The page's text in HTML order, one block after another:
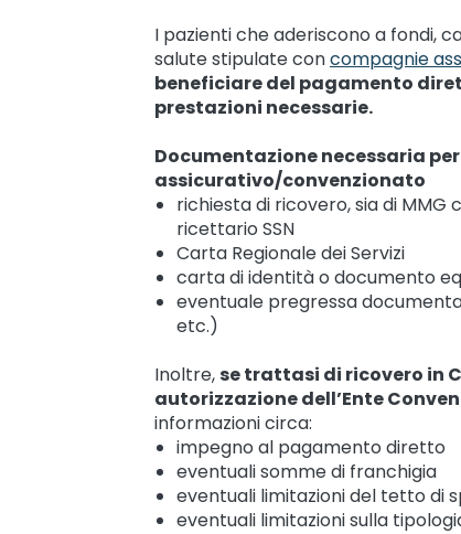
I pazienti che aderiscono a fondi,
salute stipulate concompagnie
beneficiare del pagamento
prestazioni necessarie.
Documentazione necessaria
assicurativo/convenzionato
richiesta di ricovero, sia di
ricettario SSN
Carta Regionale dei Servizi
carta di identità o documento
eventuale pregressa
etc.)
Inoltre, se trattasi di ricovero in
autorizzazione dell’Ente
informazioni circa:
impegno al pagamento diretto
eventuali somme di franchigia
eventuali limitazioni del tetto di
eventuali limitazioni sulla